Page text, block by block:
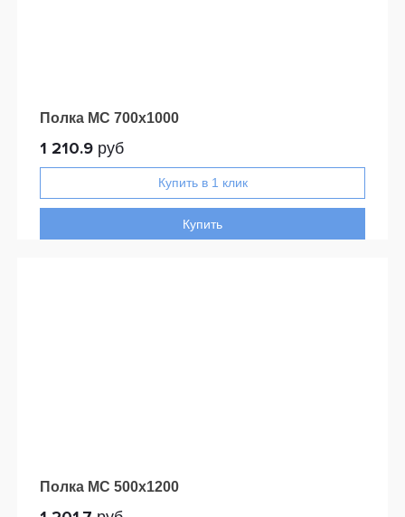
Полка МС 700x1000
1 210.9 руб
Купить
Полка МС 500х1200